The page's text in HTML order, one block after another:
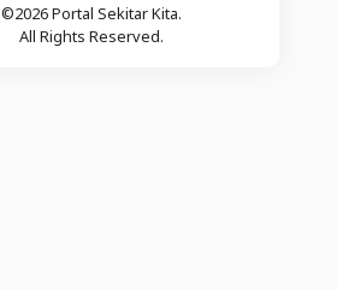
©2026 Portal Sekitar Kita.
All Rights Reserved.